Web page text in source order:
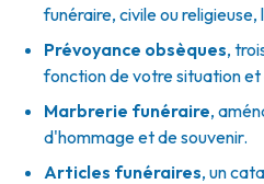
funéraire, civile ou religieuse,
Prévoyance obsèques,
fonction de votre situation et
Marbrerie funéraire,
d'hommage et de souvenir.
Articles funéraires, un